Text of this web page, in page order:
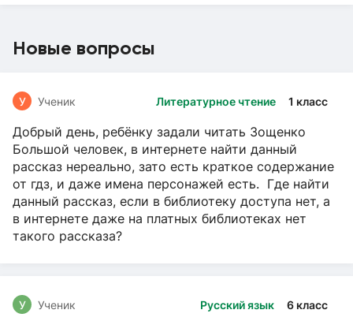
Новые вопросы
Литературное чтение 1 класс
У Ученик
Добрый день, ребёнку задали читать Зощенко
Большой человек, в интернете найти данный
рассказ нереально, зато есть краткое содержание
от гдз, и даже имена персонажей есть. Где найти
данный рассказ, если в библиотеку доступа нет, а
в интернете даже на платных библиотеках нет
такого рассказа?
Русский язык 6 класс
У Ученик